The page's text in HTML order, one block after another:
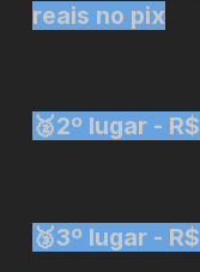
reais no pix
🥈2º lugar -
🥉3º lugar -